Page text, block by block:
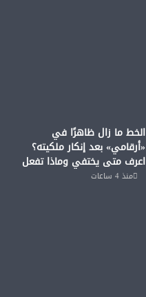
الخط ما زال ظاهرًا في
«أرقامي» بعد إنكار ملكيته؟
اعرف متى يختفي وماذا تفعل
منذ 4 ساعات